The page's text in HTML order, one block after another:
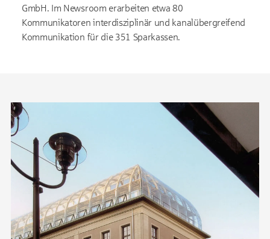
GmbH. Im Newsroom erarbeiten etwa 80
Kommunikatoren interdisziplinär und kanalübergreifend
Kommunikation für die 351 Sparkassen.